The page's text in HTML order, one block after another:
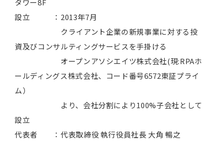
タワー8F
設立 ：2013年7月
クライアント企業の新規事業に対する投
資及びコンサルティングサービスを手掛ける
オープンアソシエイツ株式会社(現:RPAホ
ールディングス株式会社、コード番号6572東証プライ
ム）
より、会社分割により100%子会社として
設立
代表者 ：代表取締役 執行役員社長 大角 暢之